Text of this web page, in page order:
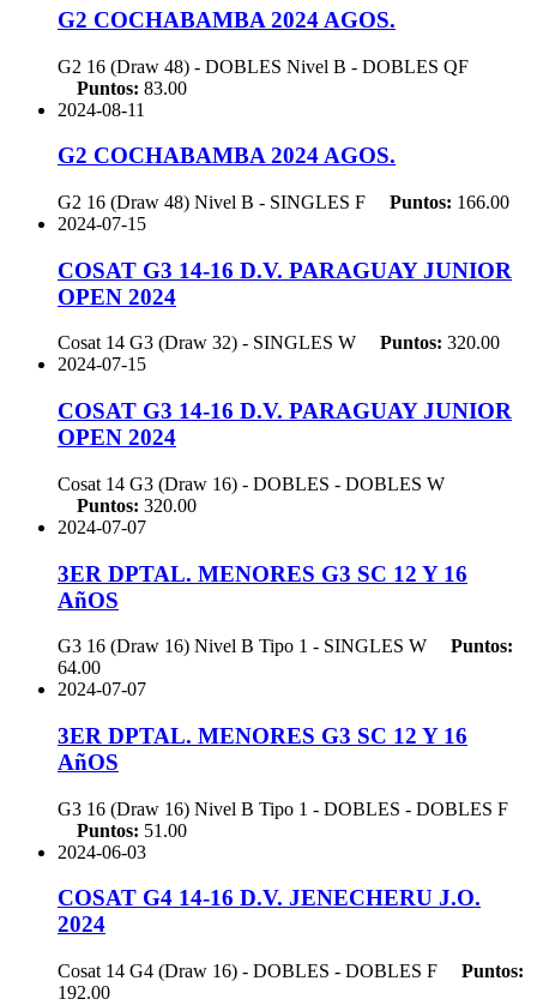
G2 COCHABAMBA 2024 AGOS.
G2 16 (Draw 48) - DOBLES Nivel B - DOBLES QF
Puntos: 83.00
2024-08-11
G2 COCHABAMBA 2024 AGOS.
G2 16 (Draw 48) Nivel B - SINGLES F Puntos: 166.00
2024-07-15
COSAT G3 14-16 D.V. PARAGUAY JUNIOR
OPEN 2024
Cosat 14 G3 (Draw 32) - SINGLES W Puntos: 320.00
2024-07-15
COSAT G3 14-16 D.V. PARAGUAY JUNIOR
OPEN 2024
Cosat 14 G3 (Draw 16) - DOBLES - DOBLES W
Puntos: 320.00
2024-07-07
3ER DPTAL. MENORES G3 SC 12 Y 16
AñOS
G3 16 (Draw 16) Nivel B Tipo 1 - SINGLES W
Puntos:
64.00
2024-07-07
3ER DPTAL. MENORES G3 SC 12 Y 16
AñOS
G3 16 (Draw 16) Nivel B Tipo 1 - DOBLES - DOBLES F
Puntos: 51.00
2024-06-03
COSAT G4 14-16 D.V. JENECHERU J.O.
2024
Cosat 14 G4 (Draw 16) - DOBLES - DOBLES F
Puntos:
192.00